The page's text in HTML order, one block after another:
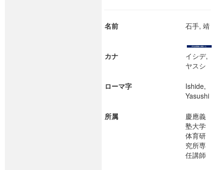
名前 石手, 靖
カナ
イシデ,
ヤスシ
ローマ字
Ishide,
Yasushi
所属
慶應義
塾大学
体育研
究所専
任講師